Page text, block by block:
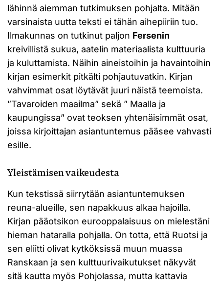
lähinnä aiemman tutkimuksen pohjalta. Mitään
varsinaista uutta teksti ei tähän aihepiiriin tuo.
Ilmakunnas on tutkinut paljon Fersenin
kreivillistä sukua, aatelin materiaalista kulttuuria
ja kuluttamista. Näihin aineistoihin ja havaintoihin
kirjan esimerkit pitkälti pohjautuvatkin. Kirjan
vahvimmat osat löytävät juuri näistä teemoista.
”Tavaroiden maailma” sekä ” Maalla ja
kaupungissa” ovat teoksen yhtenäisimmät osat,
joissa kirjoittajan asiantuntemus pääsee vahvasti
esille.
Yleistämisen vaikeudesta
Kun tekstissä siirrytään asiantuntemuksen
reuna-alueille, sen napakkuus alkaa hajoilla.
Kirjan pääotsikon eurooppalaisuus on mielestäni
hieman hataralla pohjalla. On totta, että Ruotsi ja
sen eliitti olivat kytköksissä muun muassa
Ranskaan ja sen kulttuurivaikutukset näkyvät
sitä kautta myös Pohjolassa, mutta kattavia